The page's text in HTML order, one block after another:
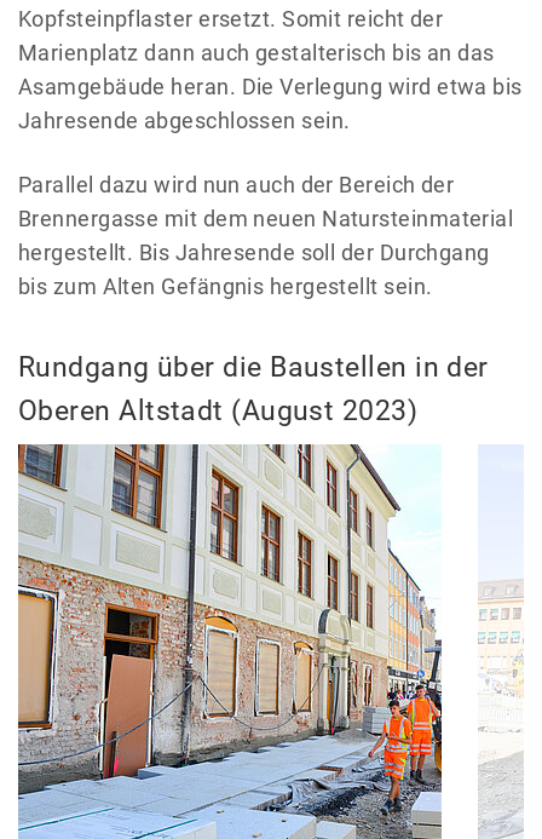
Kopfsteinpflaster ersetzt. Somit reicht der
Marienplatz dann auch gestalterisch bis an das
Asamgebäude heran. Die Verlegung wird etwa bis
Jahresende abgeschlossen sein.
Parallel dazu wird nun auch der Bereich der
Brennergasse mit dem neuen Natursteinmaterial
hergestellt. Bis Jahresende soll der Durchgang
bis zum Alten Gefängnis hergestellt sein.
Rundgang über die Baustellen in der
Oberen Altstadt (August 2023)